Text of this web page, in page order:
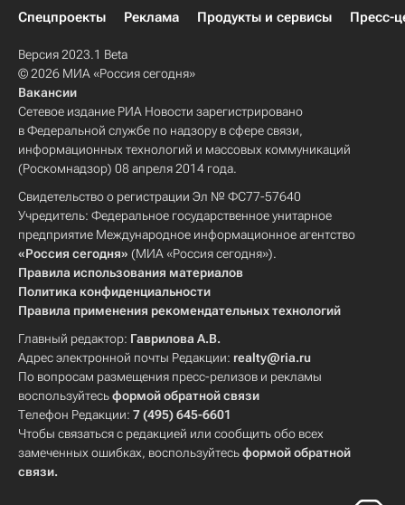
Спецпроекты
Реклама Продукты и сервисы Пресс-
Версия 2023.1 Beta
© 2026 МИА «Россия сегодня»
Вакансии
Сетевое издание РИА Новости зарегистрировано
в Федеральной службе по надзору в сфере связи,
информационных технологий и массовых коммуникаций
(Роскомнадзор) 08 апреля 2014 года.
Свидетельство о регистрации Эл № ФС77-57640
Учредитель: Федеральное государственное унитарное
предприятие Международное информационное агентство
«Россия сегодня» (МИА «Россия сегодня»).
Правила использования материалов
Политика конфиденциальности
Правила применения рекомендательных технологий
Главный редактор: Гаврилова А.В.
Адрес электронной почты Редакции: realty@ria.ru
По вопросам размещения пресс-релизов и рекламы
воспользуйтесьформой обратной связи
Телефон Редакции: 7 (495) 645-6601
Чтобы связаться с редакцией или сообщить обо всех
замеченных ошибках, воспользуйтесьформой обратной
связи.